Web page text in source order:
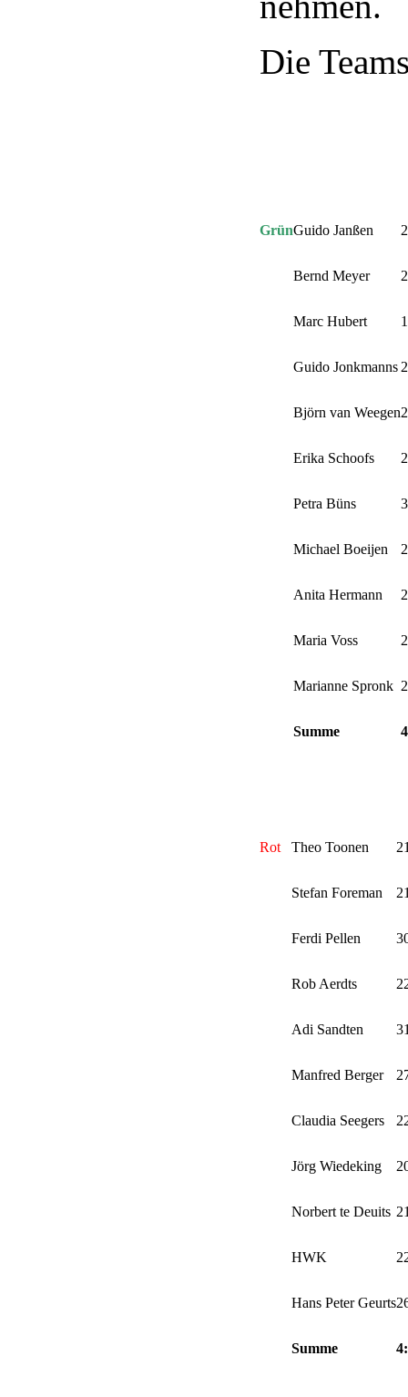
Die
GrünGuido Janßen
Bernd Meyer
Marc Hubert
Guido Jonkmanns
Björn van Weegen
Erika Schoofs
Petra Büns
Michael Boeijen
Anita Hermann
Maria Voss
Marianne Spronk
Summe
Rot Theo Toonen
Stefan Foreman
Ferdi Pellen
Rob Aerdts
Adi Sandten
Manfred Berger
Claudia Seegers
Jörg Wiedeking
Norbert te Deuits
HWK
Hans Peter Geurts
Summe